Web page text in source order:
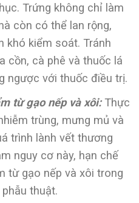
Trứng không chỉ làm
còn có thể lan rộng,
khó kiểm soát. Tránh
cồn, cà phê và thuốc lá
ngược với thuốc điều trị.
từ gạo nếp và xôi:Thực
trùng, mưng mủ và
trình lành vết thương
nguy cơ này, hạn chế
từ gạo nếp và xôi trong
thuật.